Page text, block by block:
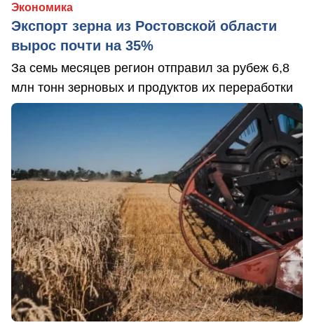
Экономика
Экспорт зерна из Ростовской области
вырос почти на 35%
За семь месяцев регион отправил за рубеж 6,8
млн тонн зерновых и продуктов их переработки